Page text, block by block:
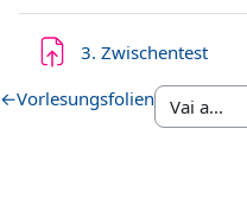
3. Zwischentest
←Vorlesungsfolien